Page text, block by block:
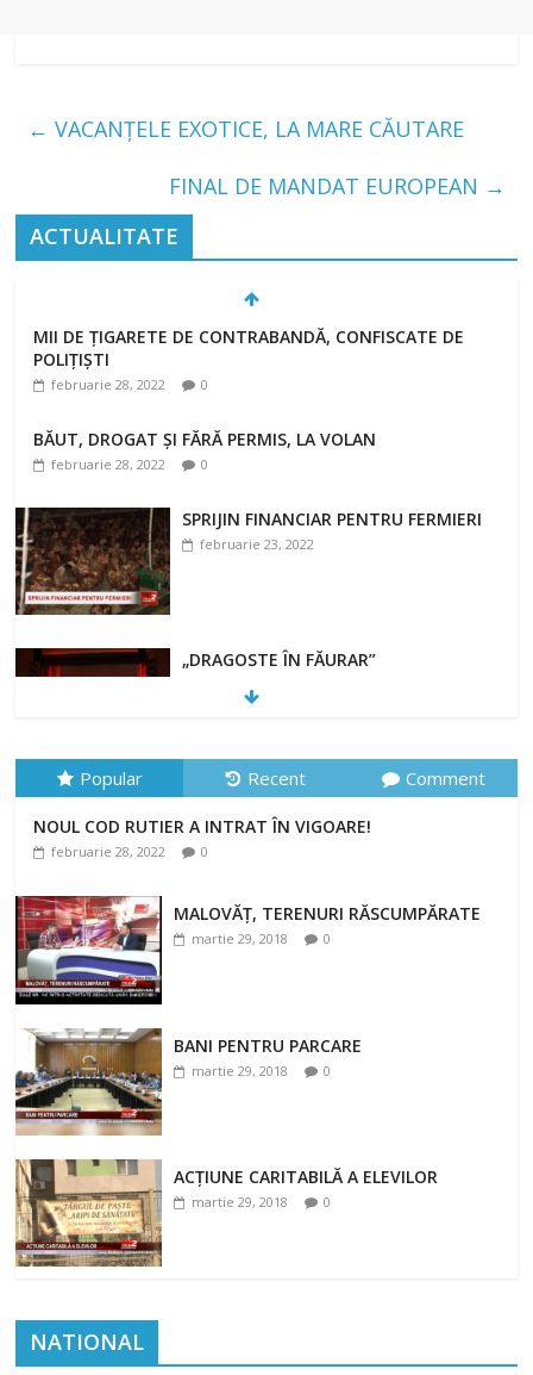
← VACANȚELE EXOTICE, LA MARE CĂUTARE
FINAL DE MANDAT EUROPEAN →
ACTUALITATE
MII DE ȚIGARETE DE CONTRABANDĂ, CONFISCATE DE
POLIȚIȘTI
februarie 28, 2022 0
BĂUT, DROGAT ȘI FĂRĂ PERMIS, LA VOLAN
februarie 28, 2022 0
SPRIJIN FINANCIAR PENTRU FERMIERI
februarie 23, 2022
„DRAGOSTE ÎN FĂURAR”
NOUL COD RUTIER A INTRAT ÎN VIGOARE!
februarie 28, 2022 0
Popular Recent Comment
NOUL COD RUTIER A INTRAT ÎN VIGOARE!
februarie 28, 2022 0
MALOVĂȚ, TERENURI RĂSCUMPĂRATE
martie 29, 2018 0
BANI PENTRU PARCARE
martie 29, 2018 0
ACȚIUNE CARITABILĂ A ELEVILOR
martie 29, 2018 0
NATIONAL